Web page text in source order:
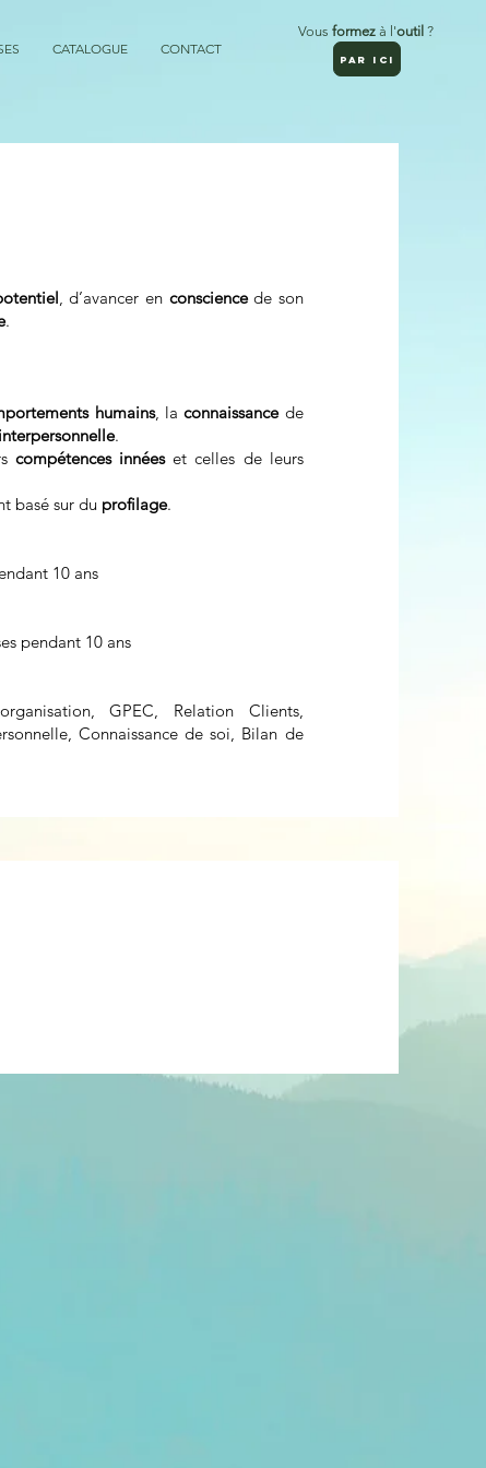
CATALOGUE CONTACT
Vous formez à l'outil ?
PAR ICI
, d’avancer en consciencede son
.
humains, laconnaissancede
.
compétences innéeset celles de leurs
basé sur du profilage.
10 ans
pendant 10 ans
GPEC, Relation Clients,
Connaissance de soi, Bilan de